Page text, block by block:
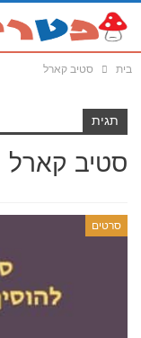
בית סטיב קארל
תגית
סטיב קארל
סרטים